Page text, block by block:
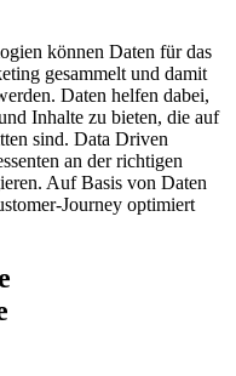
können Daten für das
gesammelt und damit
Daten helfen dabei,
Inhalte zu bieten, die auf
sind. Data Driven
an der richtigen
Auf Basis von Daten
Journey optimiert